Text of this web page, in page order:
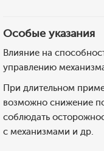
Особые указания
Влияние на
управлению
При длительном
возможно снижение
соблюдать
с механизмами и др.